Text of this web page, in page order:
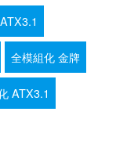
全模組化 金牌
ATX3.1